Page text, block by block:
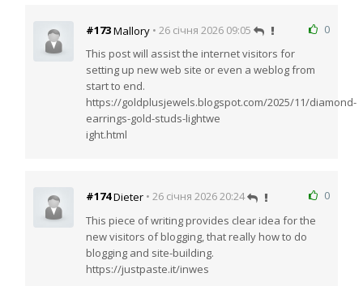
0
#173Mallory • 26 січня 2026 09:05
This post will assist the internet visitors for
setting up new web site or even a weblog from
start to end.
https://goldplusjewels.blogspot.com/2025/11/diamond-
earrings-gold-studs-lightwe
ight.html
0
#174Dieter • 26 січня 2026 20:24
This piece of writing provides clear idea for the
new visitors of blogging, that really how to do
blogging and site-building.
https://justpaste.it/inwes